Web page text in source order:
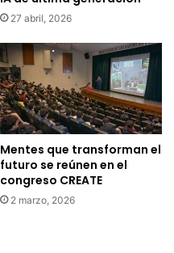
27 abril, 2026
Mentes que transforman el
futuro se reúnen en el
congreso CREATE
2 marzo, 2026